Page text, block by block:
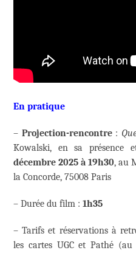
En pratique
– Projection-rencontre:
Kowalski, en sa présence
décembre 2025 à 19h30, au
la Concorde, 75008 Paris
– Durée du film : 1h35
– Tarifs et réservations à
les cartes UGC et Pathé